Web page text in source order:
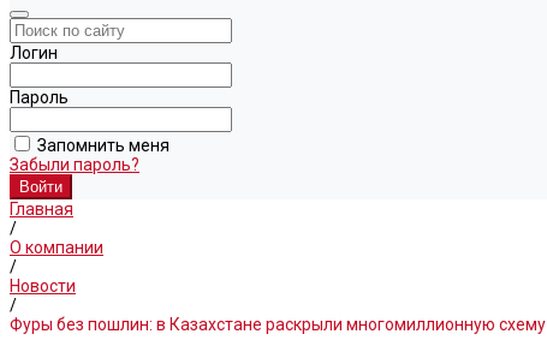
Логин
Пароль
Запомнить меня
Забыли пароль?
Главная
/
О компании
/
Новости
/
Фуры без пошлин: в Казахстане раскрыли многомиллионную схему